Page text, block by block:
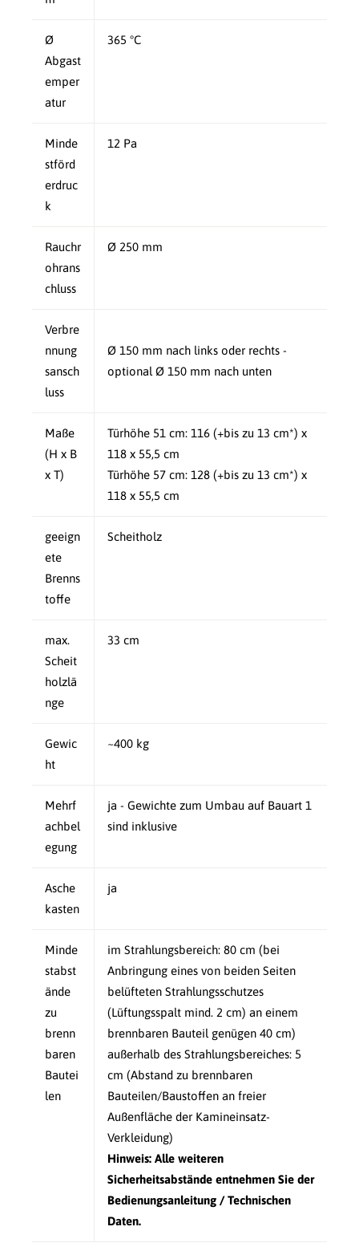
Ø
Abgast
emper
atur
365 °C
Minde
stförd
erdruc
k
12 Pa
Rauchr
ohrans
chluss
Ø 250 mm
Verbre
nnung
sansch
luss
Ø 150 mm nach links oder rechts -
optional Ø 150 mm nach unten
Maße
(H x B
x T)
Türhöhe 51 cm: 116 (+bis zu 13 cm*) x
118 x 55,5 cm
Türhöhe 57 cm: 128 (+bis zu 13 cm*) x
118 x 55,5 cm
geeign
ete
Brenns
toffe
Scheitholz
max.
Scheit
holzlä
nge
33 cm
Gewic
ht
~400 kg
Mehrf
achbel
egung
ja - Gewichte zum Umbau auf Bauart 1
sind inklusive
Asche
kasten
ja
Minde
stabst
ände
zu
brenn
baren
Bautei
len
im Strahlungsbereich: 80 cm (bei
Anbringung eines von beiden Seiten
belüfteten Strahlungsschutzes
(Lüftungsspalt mind. 2 cm) an einem
brennbaren Bauteil genügen 40 cm)
außerhalb des Strahlungsbereiches: 5
cm (Abstand zu brennbaren
Bauteilen/Baustoffen an freier
Außenfläche der Kamineinsatz-
Verkleidung)
Hinweis: Alle weiteren
Sicherheitsabstände entnehmen Sie der
Bedienungsanleitung / Technischen
Daten.